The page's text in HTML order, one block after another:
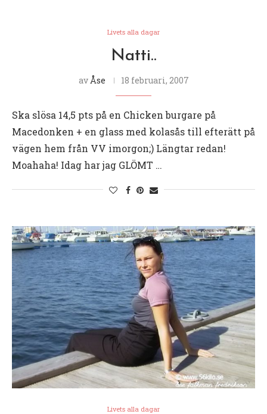
Livets alla dagar
Natti..
av Åse 18 februari, 2007
Ska slösa 14,5 pts på en Chicken burgare på
Macedonken + en glass med kolasås till efterätt på
vägen hem från VV imorgon;) Längtar redan!
Moahaha! Idag har jag GLÖMT …
Livets alla dagar